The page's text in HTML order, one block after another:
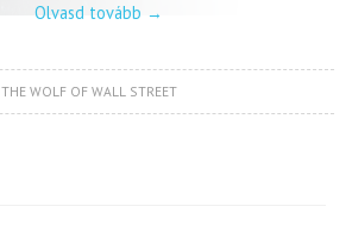
Olvasd tovább →
THE WOLF OF WALL STREET